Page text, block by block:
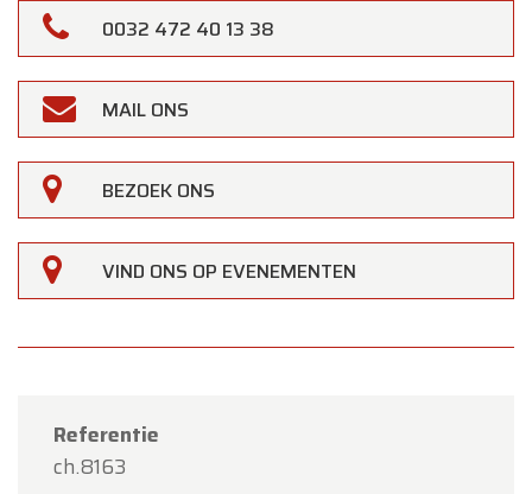
0032 472 40 13 38
MAIL ONS
BEZOEK ONS
VIND ONS OP EVENEMENTEN
Referentie
ch.8163